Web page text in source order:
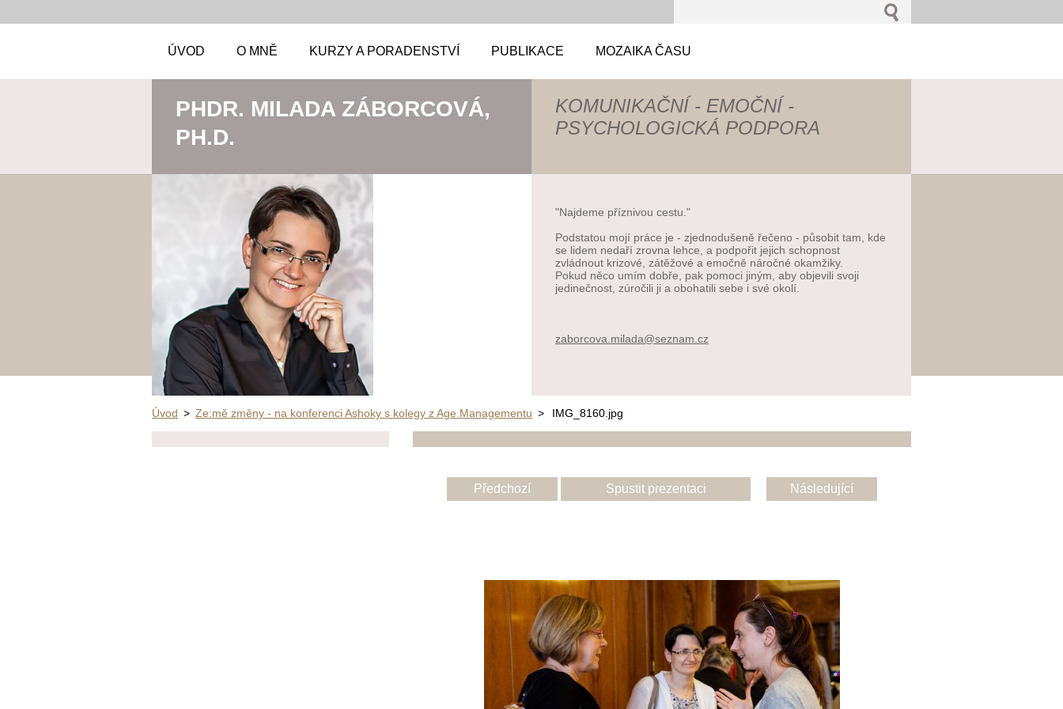
ÚVOD O MNĚ KURZY A PORADENSTVÍ PUBLIKACE MOZAIKA ČASU
PHDR. MILADA ZÁBORCOVÁ,
PH.D.
KOMUNIKAČNÍ - EMOČNÍ -
PSYCHOLOGICKÁ PODPORA
"Najdeme příznivou cestu."
Podstatou mojí práce je - zjednodušeně řečeno - působit tam, kde
se lidem nedaří zrovna lehce, a podpořit jejich schopnost
zvládnout krizové, zátěžové a emočně náročné okamžiky.
Pokud něco umím dobře, pak pomoci jiným, aby objevili svoji
jedinečnost, zúročili ji a obohatili sebe i své okolí.
zaborcova.milada@seznam. cz
Úvod > Ze:mě změny - na konferenci Ashoky s kolegy z Age Managementu > IMG_8160.jpg
Předchozí Spustit prezentaci Následující